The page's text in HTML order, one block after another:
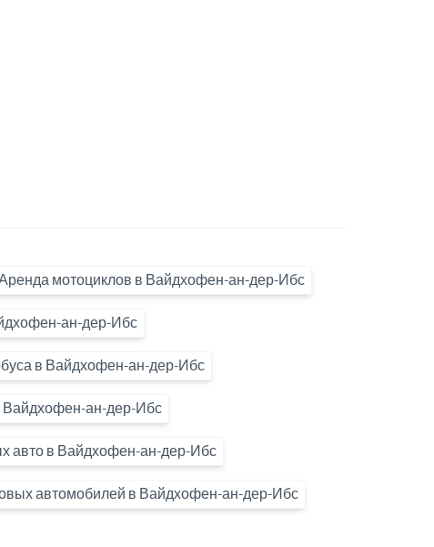
мотоциклов в Вайдхофен-ан-дер-Ибс
ан-дер-Ибс
в Вайдхофен-ан-дер-Ибс
Вайдхофен-ан-дер-Ибс
авто в Вайдхофен-ан-дер-Ибс
автомобилей в Вайдхофен-ан-дер-Ибс